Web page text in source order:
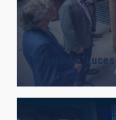
INSTALACIÓN
ETIQUETAS
Exposición